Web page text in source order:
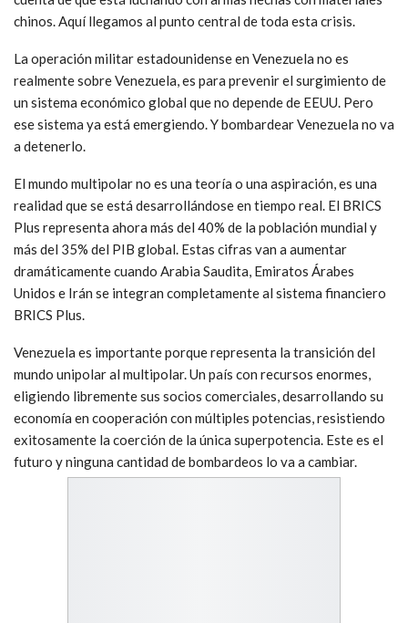
chinos. Aquí llegamos al punto central de toda esta crisis.
La operación militar estadounidense en Venezuela no es
realmente sobre Venezuela, es para prevenir el surgimiento de
un sistema económico global que no depende de EEUU. Pero
ese sistema ya está emergiendo. Y bombardear Venezuela no va
a detenerlo.
El mundo multipolar no es una teoría o una aspiración, es una
realidad que se está desarrollándose en tiempo real. El BRICS
Plus representa ahora más del 40% de la población mundial y
más del 35% del PIB global. Estas cifras van a aumentar
dramáticamente cuando Arabia Saudita, Emiratos Árabes
Unidos e Irán se integran completamente al sistema financiero
BRICS Plus.
Venezuela es importante porque representa la transición del
mundo unipolar al multipolar. Un país con recursos enormes,
eligiendo libremente sus socios comerciales, desarrollando su
economía en cooperación con múltiples potencias, resistiendo
exitosamente la coerción de la única superpotencia. Este es el
futuro y ninguna cantidad de bombardeos lo va a cambiar.